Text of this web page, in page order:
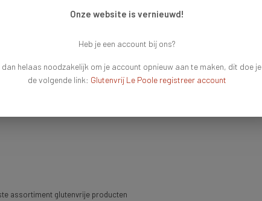
assortiment glutenvrije producten
Onze website is vernieuwd!
Heb je een account bij ons?
dan helaas noodzakelijk om je account opnieuw aan te maken, dit doe
de volgende link: Glutenvrij Le Poole registreer account